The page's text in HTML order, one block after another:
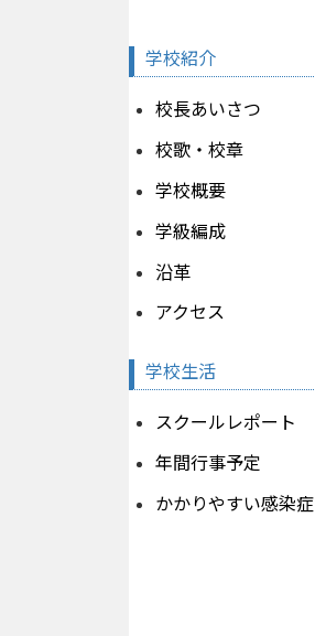
学校紹介
校長あいさつ
校歌・校章
学校概要
学級編成
沿革
アクセス
学校生活
スクールレポート
年間行事予定
かかりやすい感染症